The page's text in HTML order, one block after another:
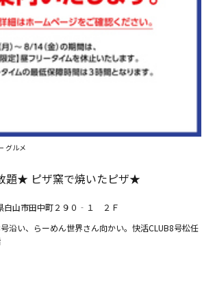
題★ ピザ窯で焼いたピザ★
白山市田中町２９０‐１ ２Ｆ
沿い、らーめん世界さん向かい。快活CLUB8号松任
グルメ